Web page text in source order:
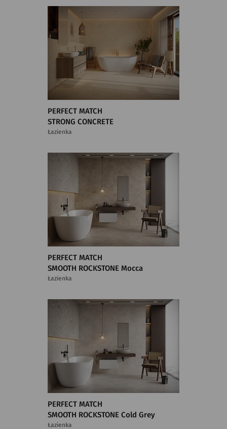
PERFECT MATCH
STRONG CONCRETE
Łazienka
PERFECT MATCH
SMOOTH ROCKSTONE Mocca
Łazienka
PERFECT MATCH
SMOOTH ROCKSTONE Cold Grey
Łazienka